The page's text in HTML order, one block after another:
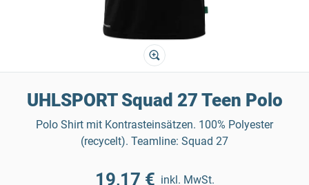
UHLSPORT Squad 27 Teen Polo
Polo Shirt mit Kontrasteinsätzen. 100% Polyester
(recycelt). Teamline: Squad 27
19,17 € inkl. MwSt.